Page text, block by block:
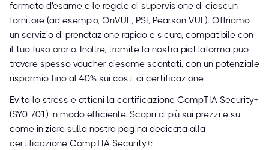
formato d'esame e le regole di supervisione di ciascun
fornitore (ad esempio, OnVUE, PSI, Pearson VUE). Offriamo
un servizio di prenotazione rapido e sicuro, compatibile con
il tuo fuso orario. Inoltre, tramite la nostra piattaforma puoi
trovare spesso voucher d'esame scontati, con un potenziale
risparmio fino al 40% sui costi di certificazione.
Evita lo stress e ottieni la certificazione CompTIA Security+
(SY0-701) in modo efficiente. Scopri di più sui prezzi e su
come iniziare sulla nostra pagina dedicata alla
certificazione CompTIA Security+: